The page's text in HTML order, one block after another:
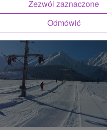
Odmówić
Zezwól zaznaczone